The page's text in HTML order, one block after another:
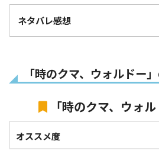
ネタバレ感想
「時のクマ、ウォルドー
「時のクマ、ウォ
オススメ度